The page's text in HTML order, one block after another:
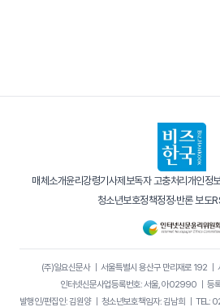
매체소개윤리강령기사제보독자 고충처리 개인정
청소년보호정책정정·반론 보도
(주)일요신문사｜ 서울특별시 용산구 만리재로 192｜
인터넷신문사업등록번호: 서울, 아02990 ｜ 등
발행인/편집인: 김원양｜ 청소년보호책임자: 김남희 ｜ TEL: